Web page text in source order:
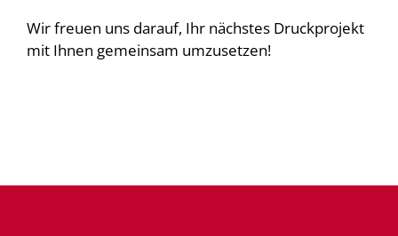
Wir freuen uns darauf, Ihr nächstes Druckprojekt
mit Ihnen gemeinsam umzusetzen!